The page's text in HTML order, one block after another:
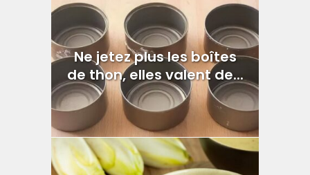
Ne jetez plus les boîtes
de thon, elles valent de...